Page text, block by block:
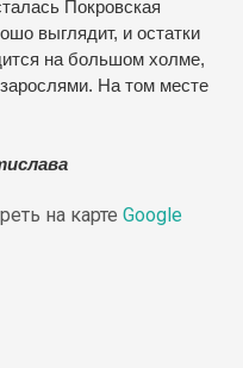
Покровская
выглядит, и остатки
на большом холме,
На том месте
на карте Google